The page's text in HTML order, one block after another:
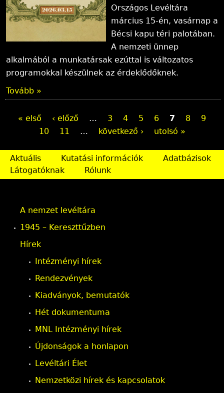
Országos Levéltára
március 15-én, vasárnap a
Bécsi kapu téri palotában.
A nemzeti ünnep
alkalmából a munkatársak ezúttal is változatos
programokkal készülnek az érdeklődőknek.
Tovább »
d
a
« első ‹ előző … 3 4 5 6 7 8
9
10
11 … következő › utolsó »
Aktuális Kutatási információk
Adatbázisok
Látogatóknak
Rólunk
A nemzet levéltára
1945 – Kereszttűzben
Hírek
Intézményi hírek
Rendezvények
Kiadványok, bemutatók
Hét dokumentuma
MNL Intézményi hírek
Újdonságok a honlapon
Levéltári Élet
Nemzetközi hírek és kapcsolatok